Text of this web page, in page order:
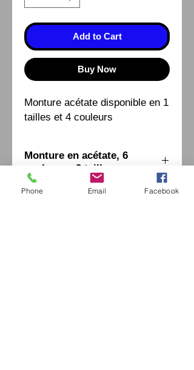
Add to Cart
Buy Now
Monture acétate disponible en 1
tailles et 4 couleurs
Monture en acétate, 6
couleurs - 2 tailles
Phone Email Facebook